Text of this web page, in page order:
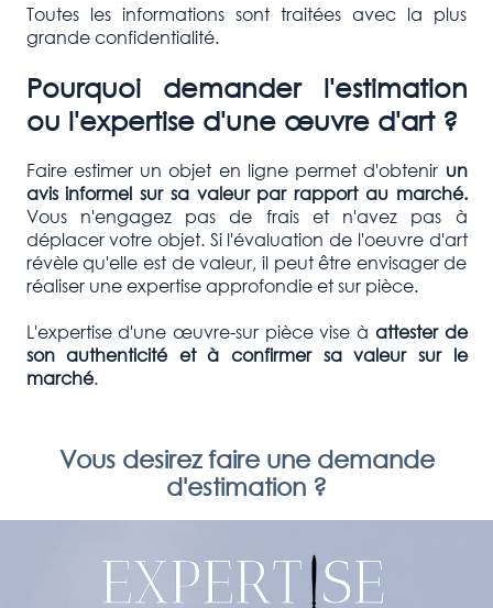
Toutes les informations sont traitées avec la plus
grande confidentialité.
Pourquoi demander l'estimation
ou l'expertise d'une œuvre d'art ?
Faire estimer un objet en ligne permet d'obtenir un
avis informel sur sa valeur par rapport au marché.
Vous n'engagez pas de frais et n'avez pas à
déplacer votre objet. Si l'évaluation de l'oeuvre d'art
révèle qu'elle est de valeur, il peut être envisager de
réaliser une expertise approfondie et sur pièce.
L'expertise d'une œuvre-sur pièce vise à attester de
son authenticité et à confirmer sa valeur sur le
marché.
Vous desirez faire une demande
d'estimation ?